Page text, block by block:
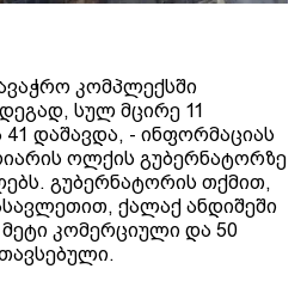
კომპლექსში
სულ მცირე 11
დაშავდა, - ინფორმაციას
ოლქის გუბერნატორზე
გუბერნატორის თქმით,
ქალაქ ანდიშეში
მეტი კომერციული და 50